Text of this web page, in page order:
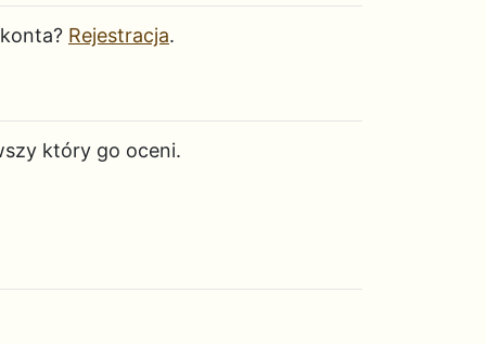
Rejestracja.
który go oceni.